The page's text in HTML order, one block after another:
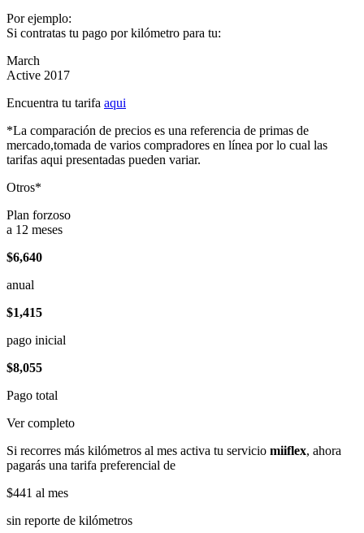
Por ejemplo:
Si contratas tu pago por kilómetro para tu:
March
Active 2017
Encuentra tu tarifa aqui
*La comparación de precios es una referencia de primas de
mercado,tomada de varios compradores en línea por lo cual las
tarifas aqui presentadas pueden variar.
Otros*
Plan forzoso
a 12 meses
$6,640
anual
$1,415
pago inicial
$8,055
Pago total
Ver completo
Si recorres más kilómetros al mes activa tu servicio miiflex, ahora
pagarás una tarifa preferencial de
$441 al mes
sin reporte de kilómetros